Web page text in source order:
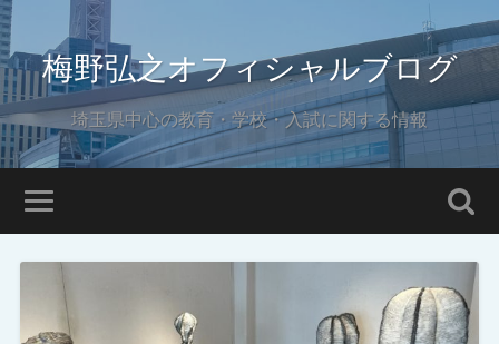
梅野弘之オフィシャルブログ
埼玉県中心の教育・学校・入試に関する情報